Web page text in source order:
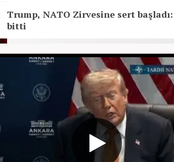
Trump, NATO Zirvesine sert
bitti